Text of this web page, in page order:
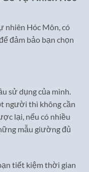
nhiên Hóc Môn, có
đảm bảo bạn chọn
sử dụng của mình.
người thì không cần
lại, nếu có nhiều
mẫu giường đủ
tiết kiệm thời gian